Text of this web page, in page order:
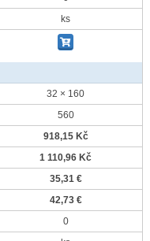
ks
32 × 160
560
918,15 Kč
1 110,96 Kč
35,31 €
42,73 €
0